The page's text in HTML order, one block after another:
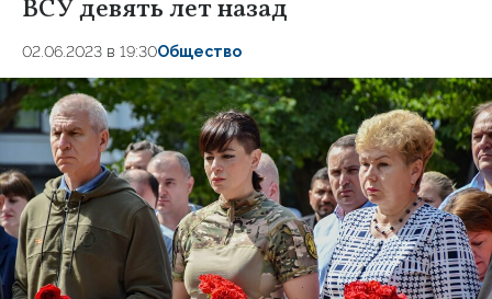
ВСУ девять лет назад
02.06.2023 в 19:30Общество